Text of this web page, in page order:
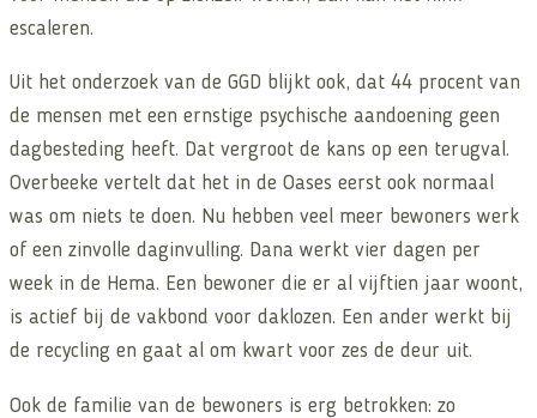
escaleren.
Uit het onderzoek van de GGD blijkt ook, dat 44 procent van
de mensen met een ernstige psychische aandoening geen
dagbesteding heeft. Dat vergroot de kans op een terugval.
Overbeeke vertelt dat het in de Oases eerst ook normaal
was om niets te doen. Nu hebben veel meer bewoners werk
of een zinvolle daginvulling. Dana werkt vier dagen per
week in de Hema. Een bewoner die er al vijftien jaar woont,
is actief bij de vakbond voor daklozen. Een ander werkt bij
de recycling en gaat al om kwart voor zes de deur uit.
Ook de familie van de bewoners is erg betrokken: zo